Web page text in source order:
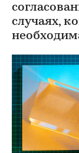
случаях,